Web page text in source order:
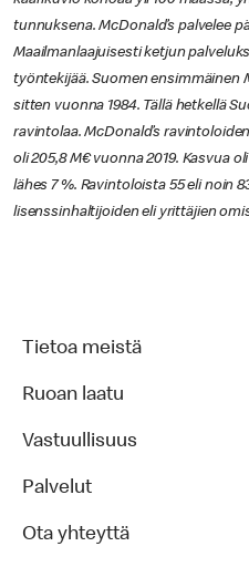
tunnuksena. McDonald’s palvelee
Maailmanlaajuisesti ketjun
työntekijää. Suomen ensimmäinen
sitten vuonna 1984. Tällä hetkellä
ravintolaa. McDonald’s
oli 205,8 M€ vuonna 2019. Kasvua
lähes 7 %. Ravintoloista 55 eli noin
lisenssinhaltijoiden eli yrittäjien
Tietoa meistä
Ruoan laatu
Vastuullisuus
Palvelut
Ota yhteyttä